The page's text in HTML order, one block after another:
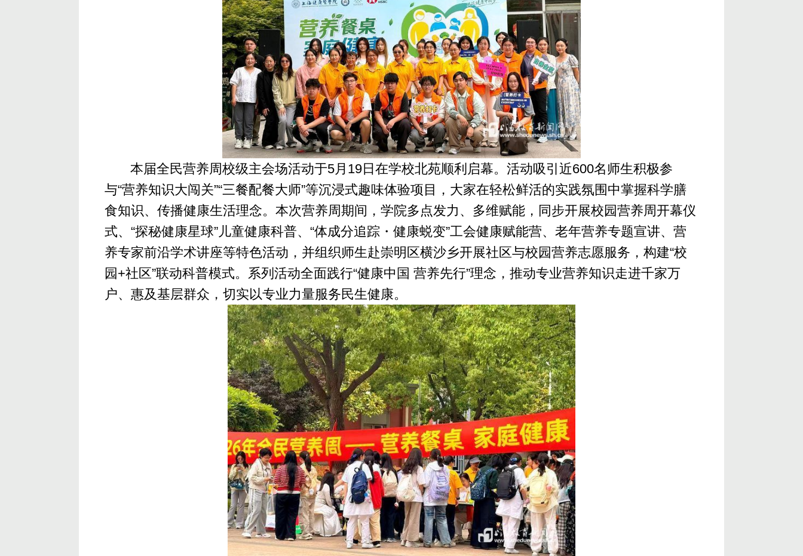
本届全民营养周校级主会场活动于5月19日在学校北苑顺利启幕。活动吸引近600名师生积极参
与“营养知识大闯关”“三餐配餐大师”等沉浸式趣味体验项目，大家在轻松鲜活的实践氛围中掌握科学膳
食知识、传播健康生活理念。本次营养周期间，学院多点发力、多维赋能，同步开展校园营养周开幕仪
式、“探秘健康星球”儿童健康科普、“体成分追踪・健康蜕变”工会健康赋能营、老年营养专题宣讲、营
养专家前沿学术讲座等特色活动，并组织师生赴崇明区横沙乡开展社区与校园营养志愿服务，构建“校
园+社区”联动科普模式。系列活动全面践行“健康中国 营养先行”理念，推动专业营养知识走进千家万
户、惠及基层群众，切实以专业力量服务民生健康。